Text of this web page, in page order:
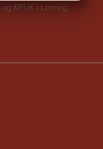
KFUK i Lemvig.
STATISTIK